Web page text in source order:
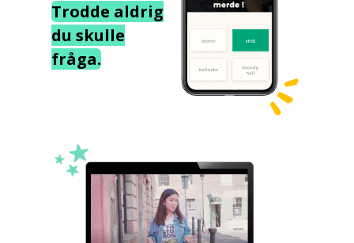
Trodde aldrig
du skulle
fråga.